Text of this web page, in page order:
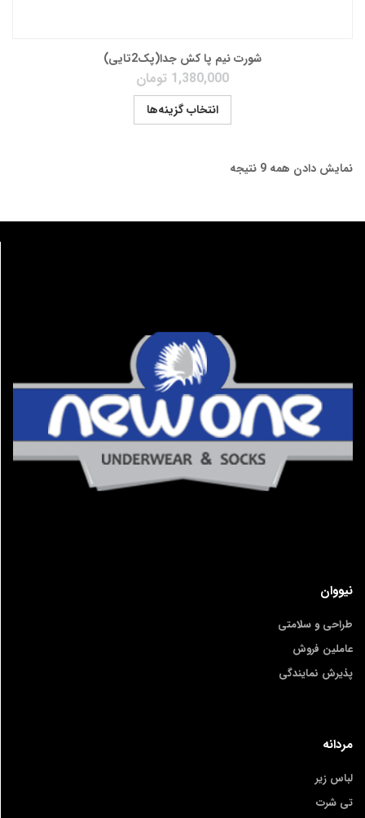
شورت نیم پا کش جدا(پک2تایی)
1,380,000 تومان
انتخاب گزینه‌ها
نمایش دادن همه 9 نتیجه
نیووان
طراحی و سلامتی
عاملین فروش
پذیرش نمایندگی
مردانه
لباس زیر
تی شرت